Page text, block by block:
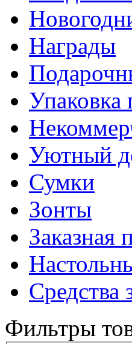
Награды
Упаковка
Уютный
Сумки
Зонты
Заказная
Средства
Фильтры